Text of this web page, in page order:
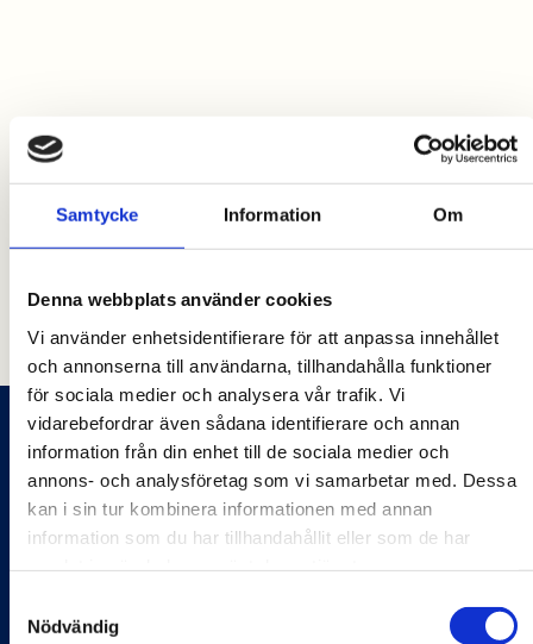
Samtycke Information Om
Denna webbplats använder cookies
Vi använder enhetsidentifierare för att anpassa innehållet
och annonserna till användarna, tillhandahålla funktioner
för sociala medier och analysera vår trafik. Vi
vidarebefordrar även sådana identifierare och annan
information från din enhet till de sociala medier och
annons- och analysföretag som vi samarbetar med. Dessa
kan i sin tur kombinera informationen med annan
information som du har tillhandahållit eller som de har
Nödvändig
STRENX ALLROUNDFLAK 38M3
6000mm x 2700mm x 2550mm
Alla produkter
FINCUMET AB
BACKTORPSHÖJDEN 36
761 48 NORRTÄLJE
INFO@FINCUMET.SE
046303750